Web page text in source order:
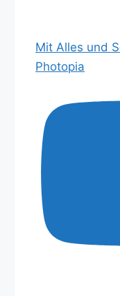
Mit Alles und
Photopia